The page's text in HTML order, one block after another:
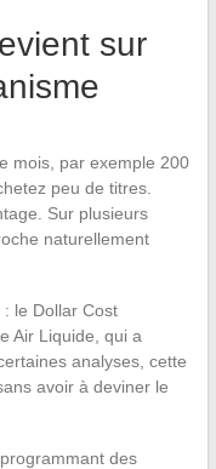
sur
mois, par exemple 200
peu de titres.
Sur plusieurs
naturellement
le Dollar Cost
Air Liquide, qui a
analyses, cette
avoir à deviner le
des